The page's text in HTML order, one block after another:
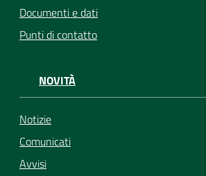
Documenti e dati
Punti di contatto
NOVITÀ
Notizie
Comunicati
Avvisi